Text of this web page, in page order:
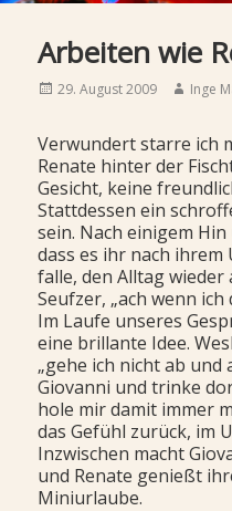
Arbeiten wie
Posted
29. August 2009 Author
Inge
Verwundert starre ich
Renate hinter der
Gesicht, keine
Stattdessen ein
sein. Nach einigem
dass es ihr nach
falle, den Alltag
Seufzer, „ach wenn
Im Laufe unseres
eine brillante Idee.
„gehe ich nicht ab
Giovanni und trinke
hole mir damit immer
das Gefühl zurück, im
Inzwischen macht
und Renate genießt
Miniurlaube.